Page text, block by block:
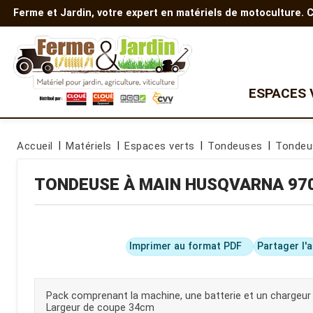
Ferme et Jardin, votre expert en matériels de motoculture.
ESPACES
TONDEUSES
Tondeuse
AUTRES EQUIPEMENTS
Découpeuses
MICRO TRACTEUR
Quad
Accueil Matériels Espaces verts Tondeuses
TONDEUSE À MAIN HUSQVARNA
Pack comprenant la machine, une batterie et un chargeur
Largeur de coupe 34cm
Partager
Imprimer au format PDF